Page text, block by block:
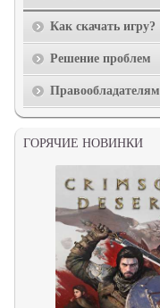
Как скачать игру?
Решение проблем
Правообладателям
ГОРЯЧИЕ НОВИНКИ